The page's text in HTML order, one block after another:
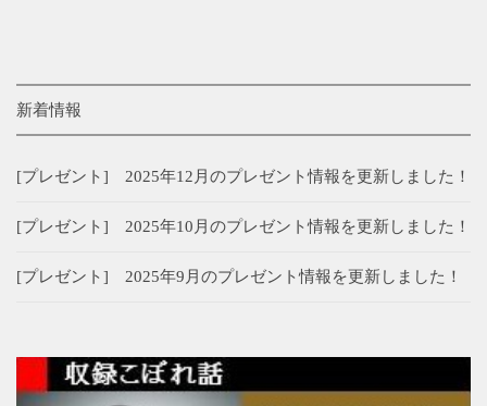
新着情報
[プレゼント] 2025年12月のプレゼント情報を更新しました！
[プレゼント] 2025年10月のプレゼント情報を更新しました！
[プレゼント] 2025年9月のプレゼント情報を更新しました！